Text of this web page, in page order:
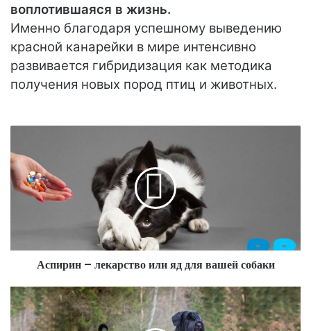
воплотившаяся в жизнь.
Именно благодаря успешному выведению
красной канарейки в мире интенсивно
развивается гибридизация как методика
получения новых пород птиц и животных.
Аспирин – лекарство или яд для вашей собаки